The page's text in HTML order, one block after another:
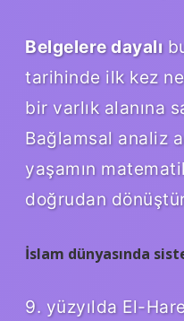
Belgelere dayalı
tarihinde ilk kez
bir varlık alanına
Bağlamsal analiz
yaşamın
doğrudan
İslam dünyasında
9. yüzyılda El-